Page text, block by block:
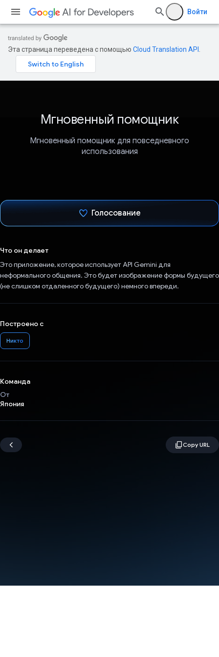
Войти
Эта страница переведена с помощью Cloud Translation API
Мгновенный помощник
Мгновенный помощник для повседневного
использования
Голосование
Что он делает
Это приложение, которое использует API Gemini для
неформального общения. Это будет изображение формы будущего
(не слишком отдаленного будущего) немного впереди.
Построено с
Никто
Команда
От
Япония